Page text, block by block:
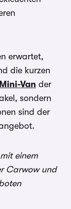
erwartet,
die kurzen
Mini-Van der
sondern
sind der
einem
Carwow und